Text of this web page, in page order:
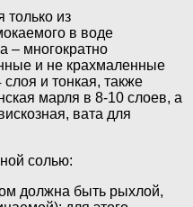
только из
в воде
– многократно
и не крахмаленные
и тонкая, также
марля в 8-10 слоев, а
вата для
солью:
должна быть рыхлой,